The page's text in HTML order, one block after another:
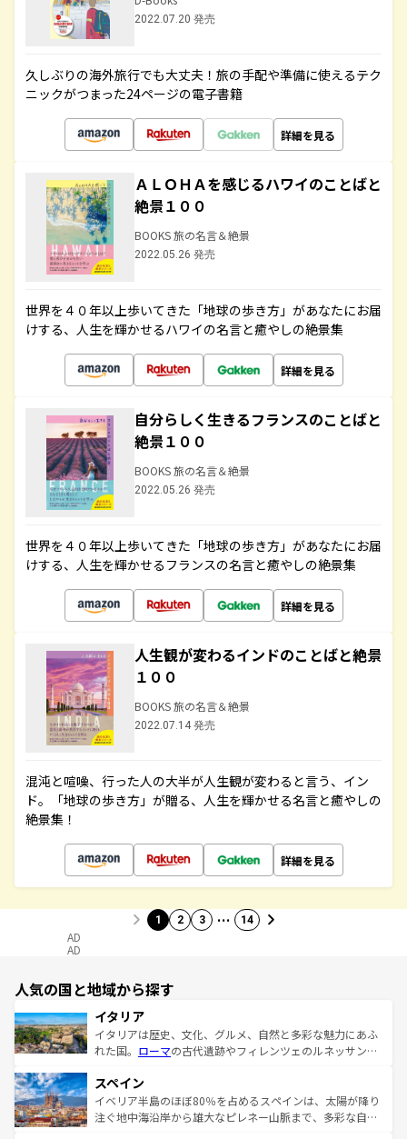
2022.07.20 発売
久しぶりの海外旅行でも大丈夫！旅の手配や準備に使えるテク
ニックがつまった24ページの電子書籍
詳細を見る
ＡＬＯＨＡを感じるハワイのことばと
絶景１００
BOOKS 旅の名言＆絶景
2022.05.26 発売
世界を４０年以上歩いてきた「地球の歩き方」があなたにお届
けする、人生を輝かせるハワイの名言と癒やしの絶景集
詳細を見る
自分らしく生きるフランスのことばと
絶景１００
BOOKS 旅の名言＆絶景
2022.05.26 発売
世界を４０年以上歩いてきた「地球の歩き方」があなたにお届
けする、人生を輝かせるフランスの名言と癒やしの絶景集
詳細を見る
人生観が変わるインドのことばと絶景
１００
BOOKS 旅の名言＆絶景
2022.07.14 発売
混沌と喧噪、行った人の大半が人生観が変わると言う、イン
ド。「地球の歩き方」が贈る、人生を輝かせる名言と癒やしの
絶景集！
詳細を見る
1 2 3 … 14
AD
AD
人気の国と地域から探す
イタリア
イタリアは歴史、文化、グルメ、自然と多彩な魅力にあふ
れた国。 ローマの古代遺跡やフィレンツェのルネッサンス
ろん、トスカーナの美しい田園風景やアマルフィ海岸の絶
景など、自然景観も見逃せない。観光の合間には、本場の
ピザやパスタなど、絶品のイタリア料理を堪能することも
スペイン
イベリア半島のほぼ80％を占めるスペインは、太陽が降り
注ぐ地中海沿岸から雄大なピレネー山脈まで、多彩な自然